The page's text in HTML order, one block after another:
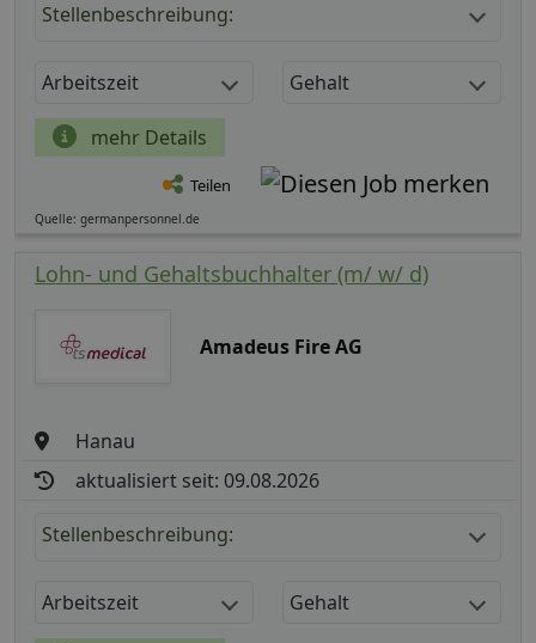
Stellenbeschreibung:
Arbeitszeit Gehalt
mehr Details
Teilen
Quelle: germanpersonnel.de
Lohn- und Gehaltsbuchhalter (m/ w/ d)
Amadeus Fire AG
Hanau
aktualisiert seit: 09.08.2026
Stellenbeschreibung:
Arbeitszeit Gehalt